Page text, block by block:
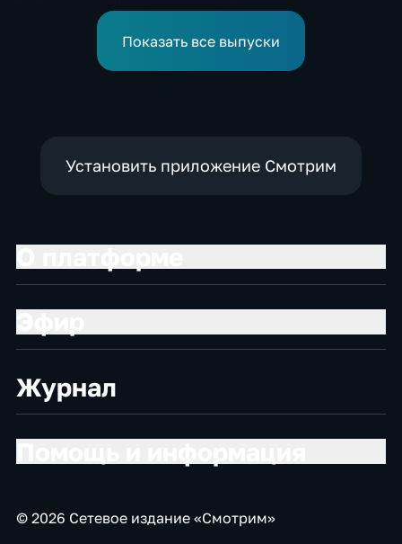
Показать все выпуски
Установить приложение Смотрим
Журнал
© 2026 Сетевое издание «Смотрим»